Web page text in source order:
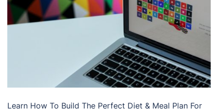
Learn How To Build The Perfect Diet & Meal Plan For